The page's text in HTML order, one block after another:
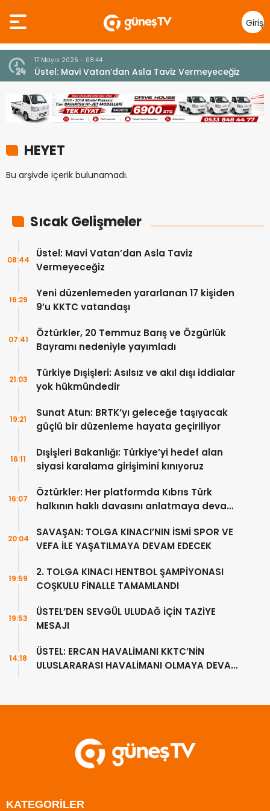
Giriş
Yap
17 Mayıs 2026 - 08:44
Üstel: Mavi Vatan’dan Asla Taviz Vermeyeceğiz
HEYET
Bu arşivde içerik bulunamadı.
Sıcak Gelişmeler
Üstel: Mavi Vatan’dan Asla Taviz
Vermeyeceğiz
08:44
Yeni düzenlemeden yararlanan 17 kişiden
9’u KKTC vatandaşı
16:29
Öztürkler, 20 Temmuz Barış ve Özgürlük
Bayramı nedeniyle yayımladı
07:41
Türkiye Dışişleri: Asılsız ve akıl dışı iddialar
yok hükmündedir
21:03
Sunat Atun: BRTK’yı geleceğe taşıyacak
güçlü bir düzenleme hayata geçiriliyor
19:21
Dışişleri Bakanlığı: Türkiye’yi hedef alan
siyasi karalama girişimini kınıyoruz
16:11
Öztürkler: Her platformda Kıbrıs Türk
halkının haklı davasını anlatmaya devam
16:07
SAVAŞAN: TOLGA KINACI’NIN İSMİ SPOR VE
VEFA İLE YAŞATILMAYA DEVAM EDECEK
20:04
2. TOLGA KINACI HENTBOL ŞAMPİYONASI
COŞKULU FİNALLE TAMAMLANDI
19:59
ÜSTEL’DEN SEVGÜL ULUDAĞ İÇİN TAZİYE
MESAJI
19:53
ÜSTEL: ERCAN HAVALİMANI KKTC’NİN
ULUSLARARASI HAVALİMANI OLMAYA DEVAM
14:18
KATEGORİLER